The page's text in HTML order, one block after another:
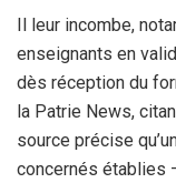
Il leur incombe,
enseignants en
dès réception du
la Patrie News,
source précise
concernés établies